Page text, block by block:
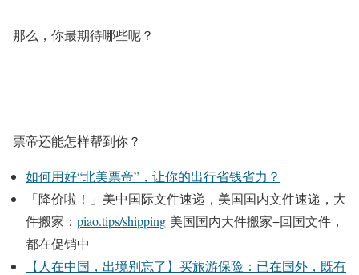
那么，你最期待哪些呢？
票帝还能怎样帮到你？
如何用好“北美票帝”，让你的出行省钱省力？
「降价啦！」美中国际文件速递，美国国内文件速递，大
件搬家： piao.tips/shipping 美国国内大件搬家+回国文件，
都在促销中
【人在中国，出境别忘了】买旅游保险：已在国外，既有